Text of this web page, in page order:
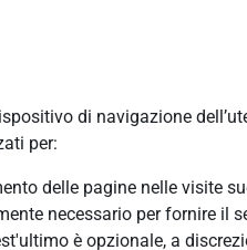
di navigazione
per:
delle pagine nelle visite
necessario per fornire il
è opzionale, a